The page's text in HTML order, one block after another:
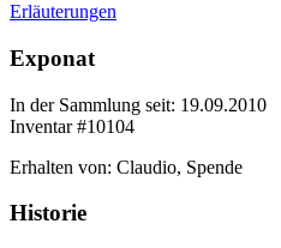
Erläuterungen
Exponat
In der Sammlung seit: 19.09.2010
Inventar #10104
Erhalten von: Claudio, Spende
Historie